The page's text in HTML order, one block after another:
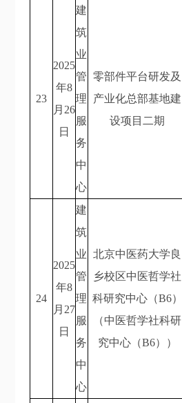
23
2025
年8
月26
日
建
筑
业
管
理
服
务
中
心
零部件平台研发及
产业化总部基地建
设项目二期
24
2025
年8
月27
日
建
筑
业
管
理
服
务
中
心
北京中医药大学良
乡校区中医哲学社
科研究中心（B6）
（中医哲学社科研
究中心（B6））